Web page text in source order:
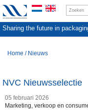
Sharing the future in
Home / Nieuws
NVC Nieuwsselectie
05 februari 2026
Marketing, verkoop en